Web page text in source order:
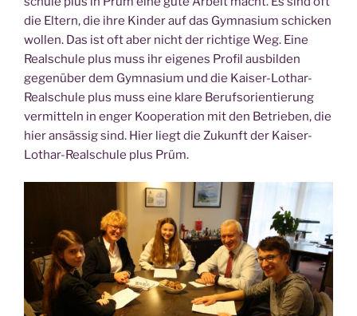
die Eltern, die ihre Kin­der auf das Gym­na­si­um schi­cken
wol­len. Das ist oft aber nicht der rich­ti­ge Weg. Eine
Real­schu­le plus muss ihr eige­nes Pro­fil aus­bil­den
gegen­über dem Gym­na­si­um und die Kai­ser-Lothar-
Real­schu­le plus muss eine kla­re Berufs­ori­en­tie­rung
ver­mit­teln in enger Koope­ra­ti­on mit den Betrie­ben, die
hier ansäs­sig sind. Hier liegt die Zukunft der Kai­ser-
Lothar-Real­schu­le plus Prüm.